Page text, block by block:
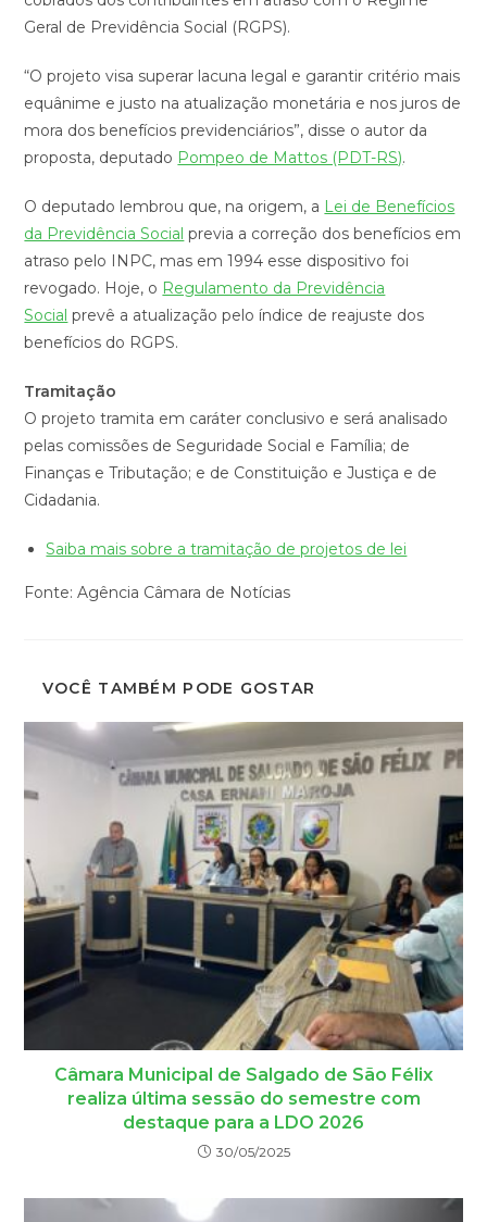
Geral de Previdência Social (RGPS).
“O projeto visa superar lacuna legal e garantir critério mais
equânime e justo na atualização monetária e nos juros de
mora dos benefícios previdenciários”, disse o autor da
proposta, deputado Pompeo de Mattos (PDT-RS).
O deputado lembrou que, na origem, a Lei de Benefícios
da Previdência Social previa a correção dos benefícios em
atraso pelo INPC, mas em 1994 esse dispositivo foi
revogado. Hoje, o Regulamento da Previdência
Social prevê a atualização pelo índice de reajuste dos
benefícios do RGPS.
Tramitação
O projeto tramita em caráter conclusivo e será analisado
pelas comissões de Seguridade Social e Família; de
Finanças e Tributação; e de Constituição e Justiça e de
Cidadania.
Saiba mais sobre a tramitação de projetos de lei
Fonte: Agência Câmara de Notícias
VOCÊ TAMBÉM PODE GOSTAR
Câmara Municipal de Salgado de São Félix
realiza última sessão do semestre com
destaque para a LDO 2026
30/05/2025